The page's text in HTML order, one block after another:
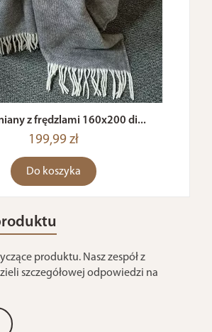
z frędzlami 160x200 di...
199,99 zł
Do koszyka
produktu. Nasz zespół z
szczegółowej odpowiedzi na